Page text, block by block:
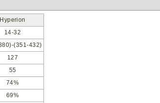
Hyperion
14-32
(351-432)
127
55
74%
69%